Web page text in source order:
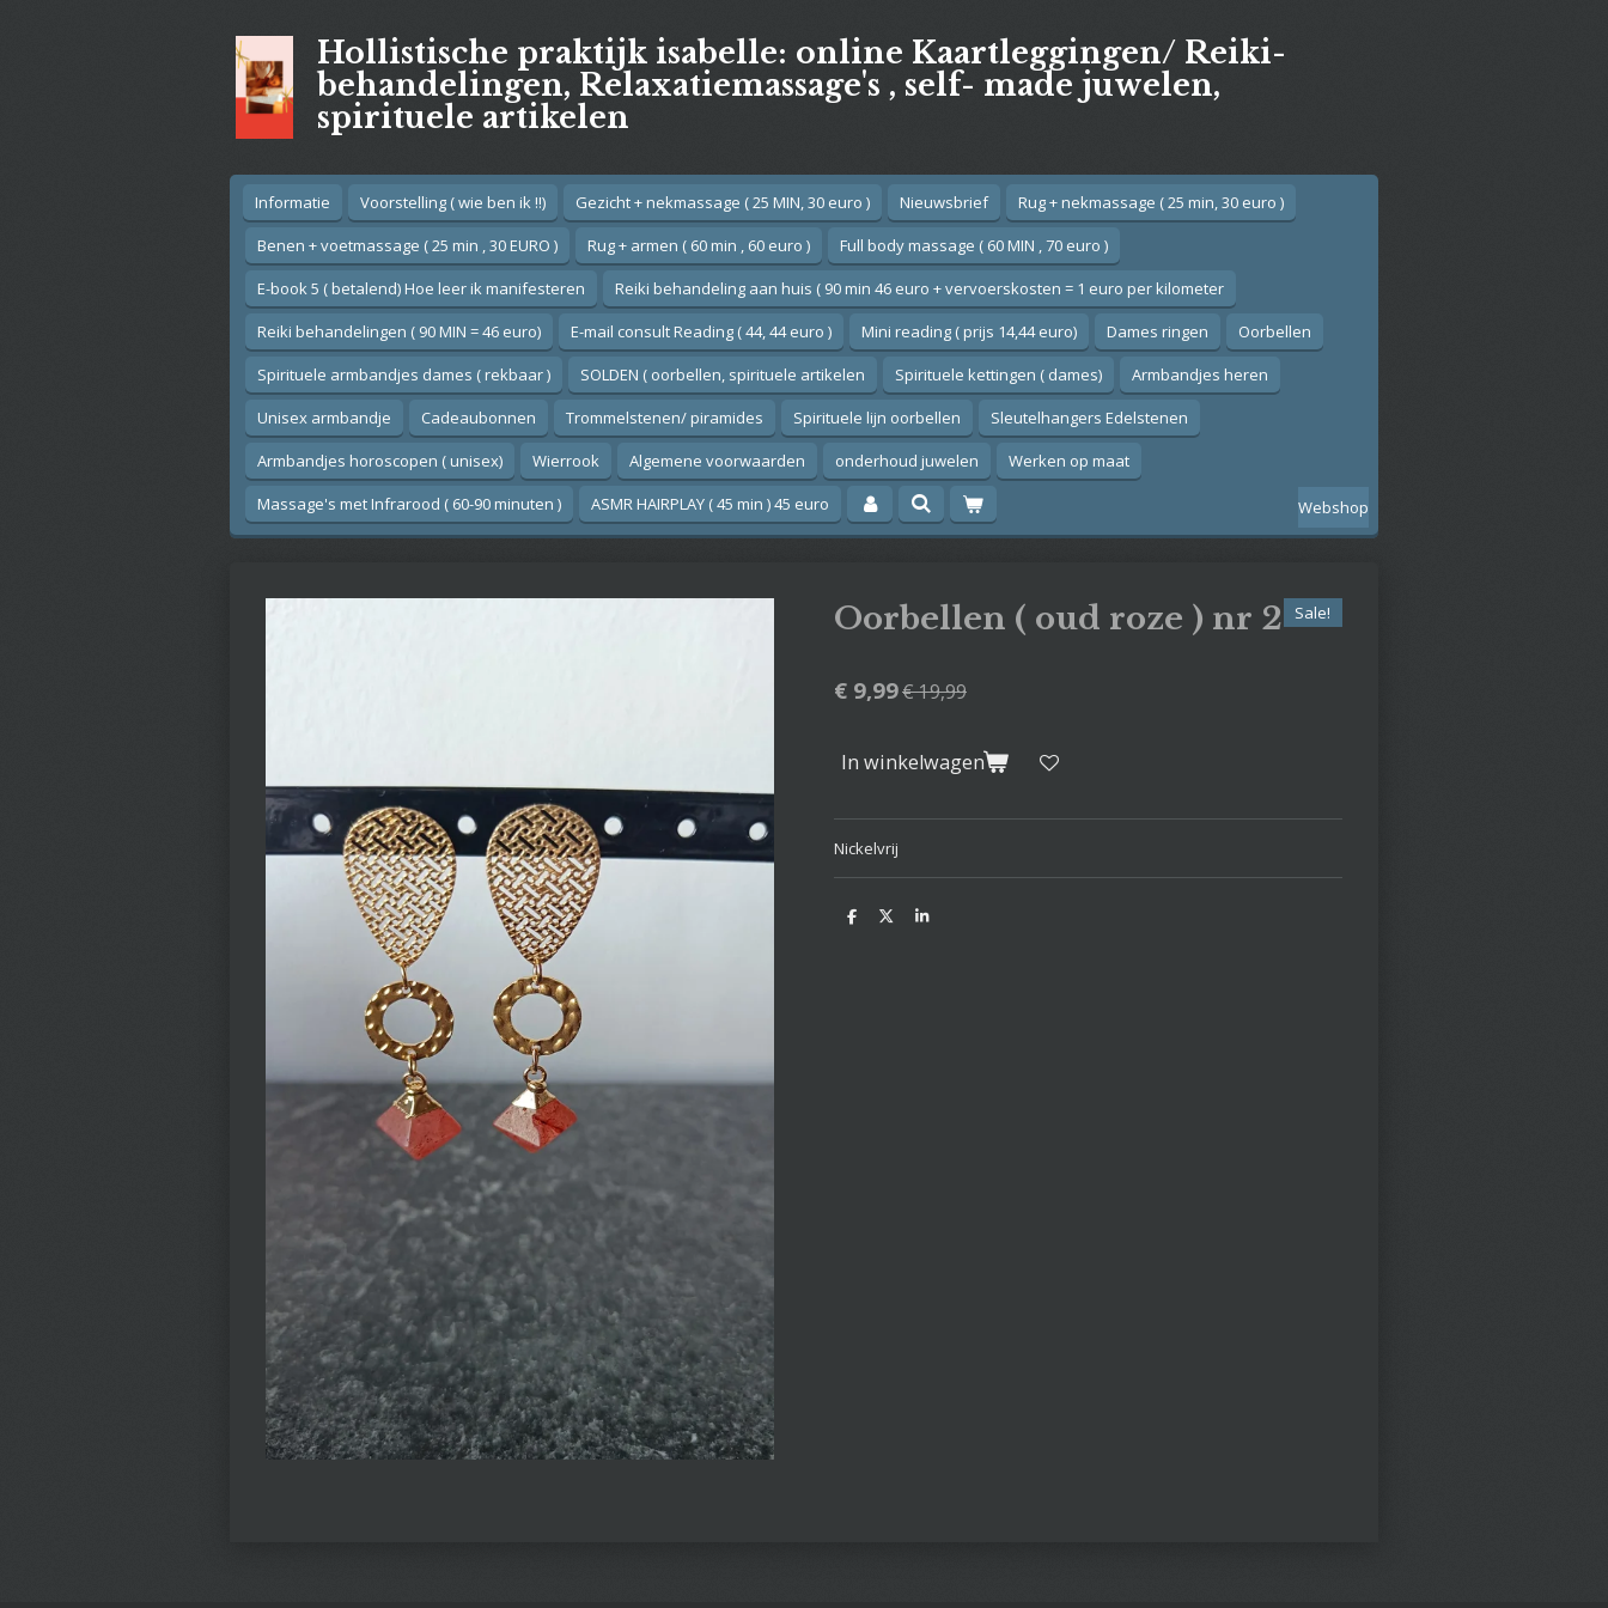
Hollistische praktijk isabelle: online Kaartleggingen/ Reiki-
behandelingen, Relaxatiemassage's , self- made juwelen,
spirituele artikelen
Informatie Voorstelling ( wie ben ik !!) Gezicht + nekmassage ( 25 MIN, 30 euro ) Nieuwsbrief
Rug + nekmassage ( 25 min, 30 euro )
Benen + voetmassage ( 25 min , 30 EURO )
Rug + armen ( 60 min , 60 euro )
Full body massage ( 60 MIN , 70 euro )
E-book 5 ( betalend) Hoe leer ik manifesteren
Reiki behandeling aan huis ( 90 min 46 euro + vervoerskosten = 1 euro per kilometer
Reiki behandelingen ( 90 MIN = 46 euro)
E-mail consult Reading ( 44, 44 euro ) Mini reading ( prijs 14,44 euro) Dames ringen
Oorbellen
Spirituele armbandjes dames ( rekbaar )
SOLDEN ( oorbellen, spirituele artikelen Spirituele kettingen ( dames)
Armbandjes heren
Unisex armbandje
Cadeaubonnen Trommelstenen/ piramides Spirituele lijn oorbellen
Sleutelhangers Edelstenen
Armbandjes horoscopen ( unisex)
Wierrook Algemene voorwaarden onderhoud juwelen
Werken op maat
Massage's met Infrarood ( 60-90 minuten )
ASMR HAIRPLAY ( 45 min ) 45 euro Webshop
Oorbellen ( oud roze ) nr 2 Sale!
€ 9,99€ 19,99
In winkelwagen
Nickelvrij
D
D
S